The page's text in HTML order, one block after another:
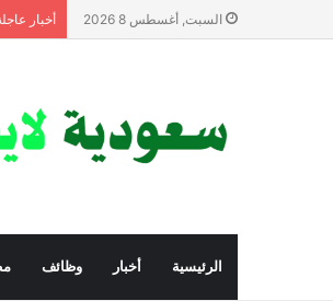
السبت, أغسطس 8 2026 أخبار
الرئيسية أخبار وظائف